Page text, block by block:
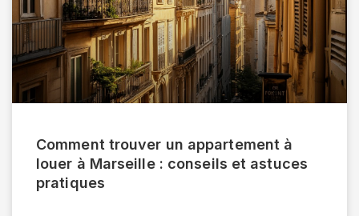
Comment trouver un appartement à
louer à Marseille : conseils et astuces
pratiques